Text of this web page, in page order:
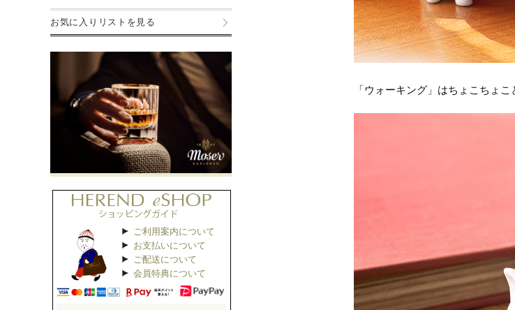
「ウォーキング」はちょこちょ
お気に入りリストを見る
ご利用案内について
お支払いについて
ご配送について
会員特典について